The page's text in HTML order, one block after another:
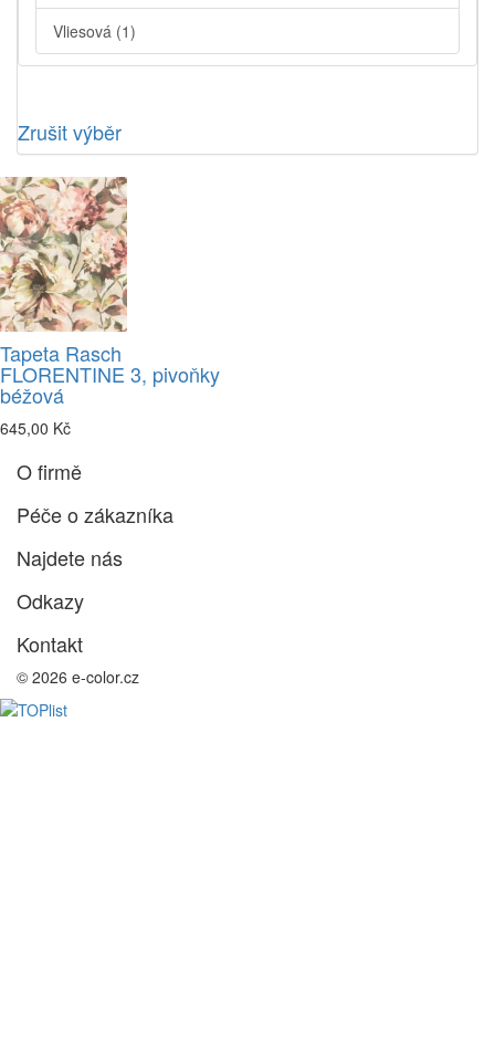
Vliesová (1)
Zrušit výběr
Tapeta Rasch
FLORENTINE 3, pivoňky
béžová
645,00 Kč
O firmě
Péče o zákazníka
Najdete nás
Odkazy
Kontakt
© 2026 e-color.cz